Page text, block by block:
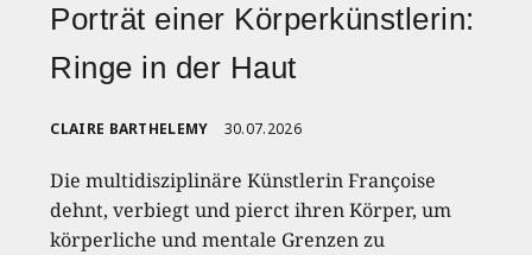
Porträt einer Körperkünstlerin:
Ringe in der Haut
CLAIRE BARTHELEMY 30.07.2026
Die multidisziplinäre Künstlerin Françoise
dehnt, verbiegt und pierct ihren Körper, um
körperliche und mentale Grenzen zu